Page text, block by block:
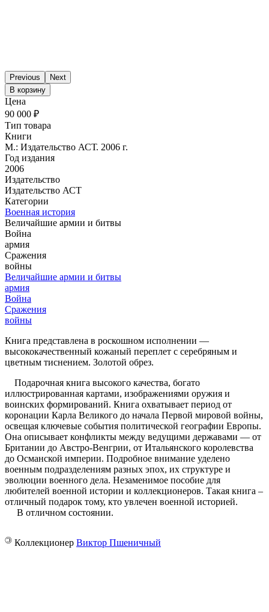
Previous
Next
В корзину
Цена
90 000 ₽
Тип товара
Книги
М.: Издательство АСТ. 2006 г.
Год издания
2006
Издательство
Издательство АСТ
Категории
Военная история
Величайшие армии и битвы
Война
армия
Сражения
войны
Величайшие армии и битвы
армия
Война
Сражения
войны
Книга представлена в роскошном исполнении —
высококачественный кожаный переплет с серебряным и
цветным тиснением. Золотой обрез.
Подарочная книга высокого качества, богато
иллюстрированная картами, изображениями оружия и
воинских формирований. Книга охватывает период от
коронации Карла Великого до начала Первой мировой войны,
освещая ключевые события политической географии Европы.
Она описывает конфликты между ведущими державами — от
Британии до Австро-Венгрии, от Итальянского королевства
до Османской империи. Подробное внимание уделено
военным подразделениям разных эпох, их структуре и
эволюции военного дела. Незаменимое пособие для
любителей военной истории и коллекционеров. Такая книга –
отличный подарок тому, кто увлечен военной историей.
В отличном состоянии.
© Коллекционер Виктор Пшеничный